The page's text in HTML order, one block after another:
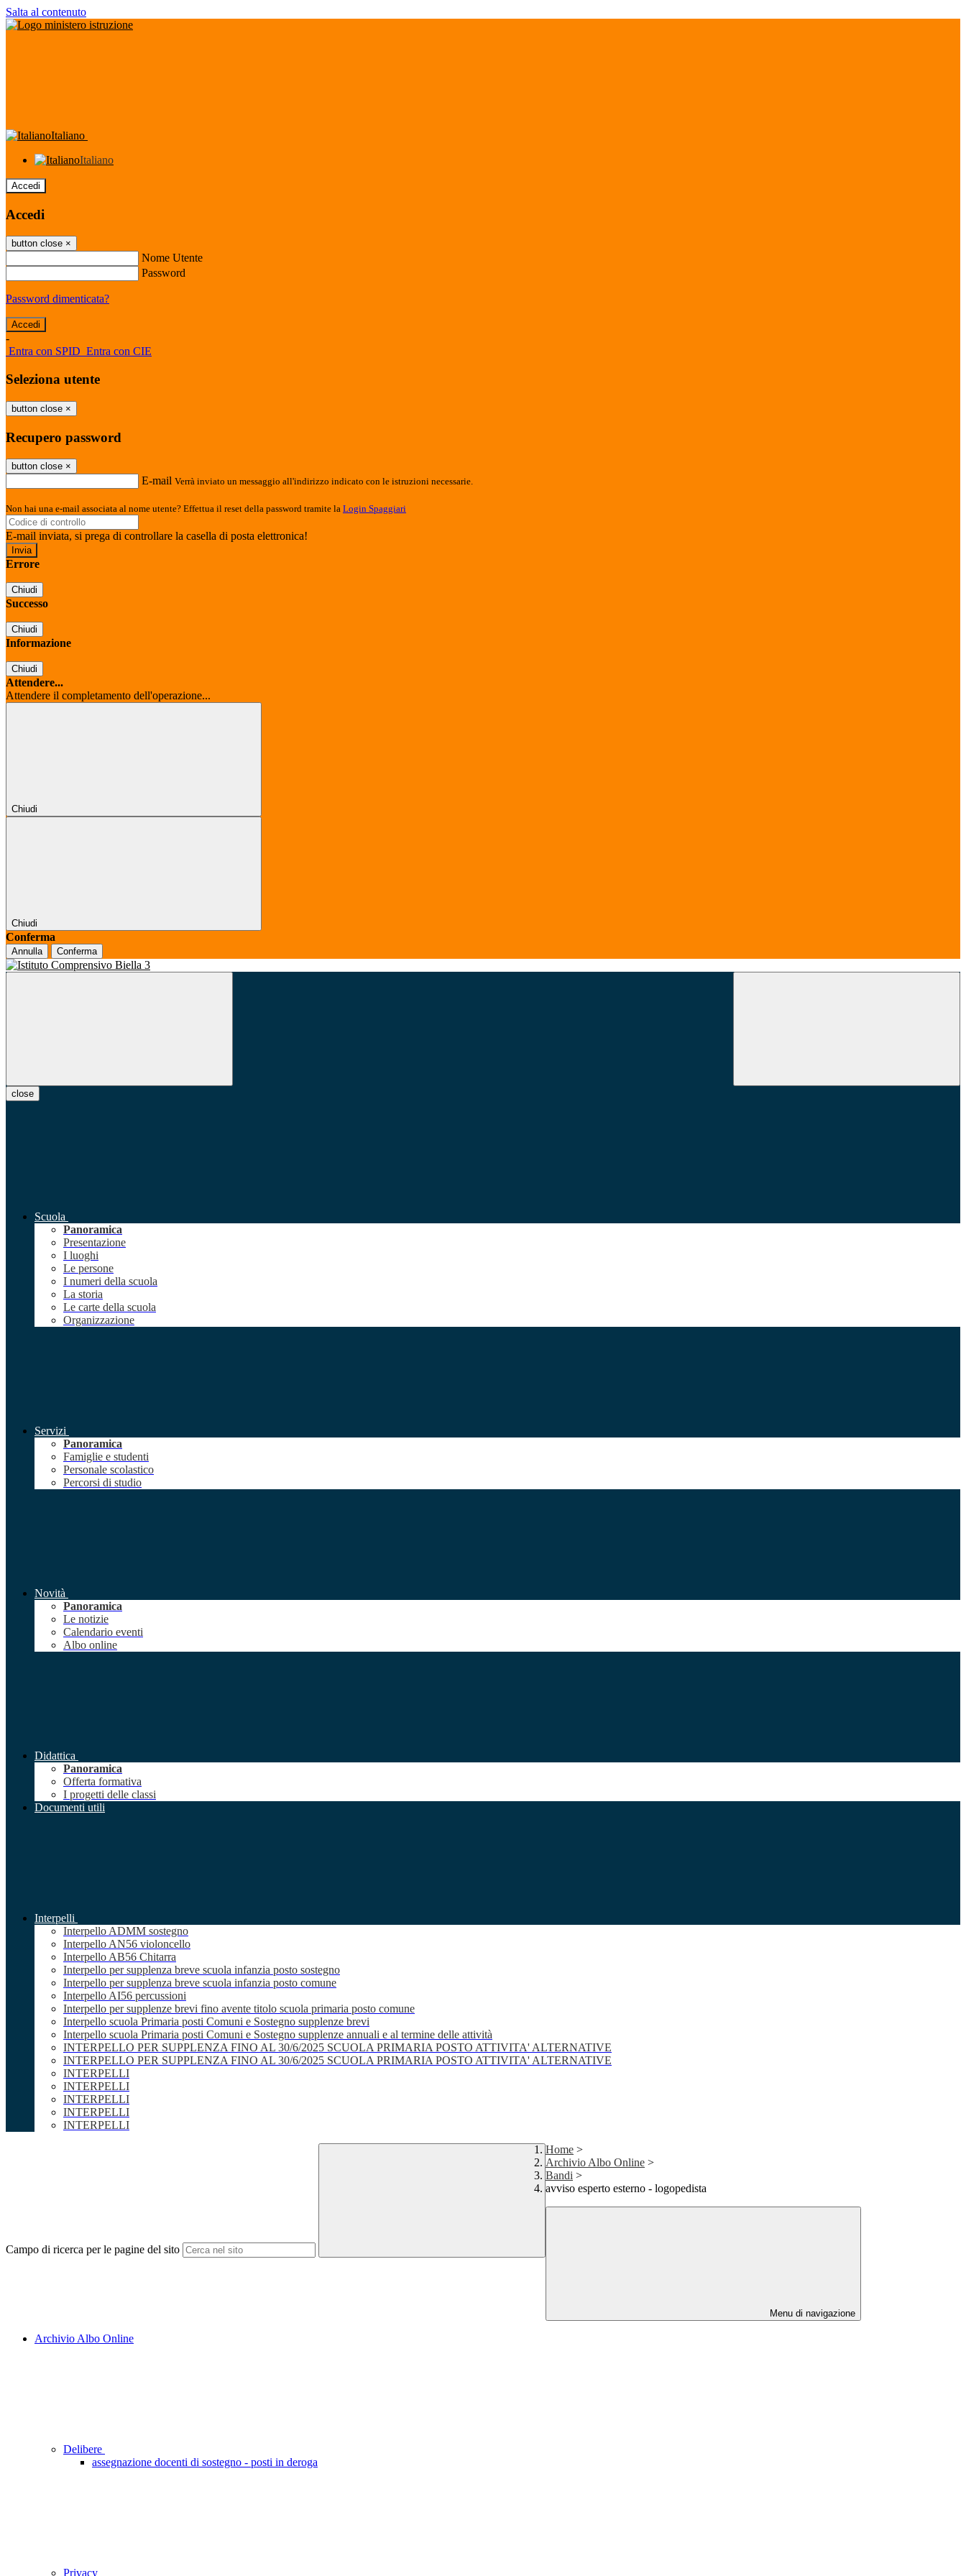
Salta al contenuto
Italiano
Italiano
Accedi
Accedi
button close ×
Nome Utente
Password
Password dimenticata?
-
Entra con SPID Entra con CIE
Seleziona utente
button close ×
Recupero password
button close ×
E-mail Verrà inviato un messaggio all'indirizzo indicato con le istruzioni necessarie.
Non hai una e-mail associata al nome utente? Effettua il reset della password tramite la Login Spaggiari
E-mail inviata, si prega di controllare la casella di posta elettronica!
Errore
Chiudi
Successo
Chiudi
Informazione
Chiudi
Attendere...
Attendere il completamento dell'operazione...
Chiudi
Chiudi
Conferma
Annulla Conferma
close
Scuola
Panoramica
Presentazione
I luoghi
Le persone
I numeri della scuola
La storia
Le carte della scuola
Organizzazione
Servizi
Panoramica
Famiglie e studenti
Personale scolastico
Percorsi di studio
Novità
Panoramica
Le notizie
Calendario eventi
Albo online
Didattica
Panoramica
Offerta formativa
I progetti delle classi
Documenti utili
Interpelli
Interpello ADMM sostegno
Interpello AN56 violoncello
Interpello AB56 Chitarra
Interpello per supplenza breve scuola infanzia posto sostegno
Interpello per supplenza breve scuola infanzia posto comune
Interpello AI56 percussioni
Interpello per supplenze brevi fino avente titolo scuola primaria posto comune
Interpello scuola Primaria posti Comuni e Sostegno supplenze brevi
Interpello scuola Primaria posti Comuni e Sostegno supplenze annuali e al termine delle attività
INTERPELLO PER SUPPLENZA FINO AL 30/6/2025 SCUOLA PRIMARIA POSTO ATTIVITA' ALTERNATIVE
INTERPELLO PER SUPPLENZA FINO AL 30/6/2025 SCUOLA PRIMARIA POSTO ATTIVITA' ALTERNATIVE
INTERPELLI
INTERPELLI
INTERPELLI
INTERPELLI
INTERPELLI
Campo di ricerca per le pagine del sito
Home >
Archivio Albo Online >
Bandi >
avviso esperto esterno - logopedista
Menu di navigazione
Archivio Albo Online
Delibere
assegnazione docenti di sostegno - posti in deroga
Privacy